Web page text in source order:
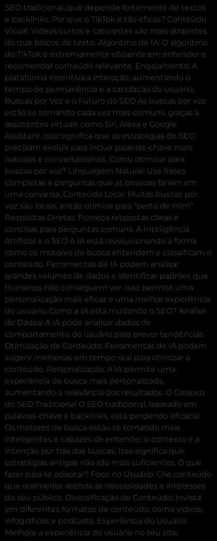
SEO tradicional, que depende fortemente de textos
e backlinks. Por que o TikTok é tão eficaz? Conteúdo
Visual: Vídeos curtos e cativantes são mais atraentes
do que blocos de texto. Algoritmo de IA: O algoritmo
do TikTok é extremamente eficiente em entender e
recomendar conteúdo relevante. Engajamento: A
plataforma incentiva a interação, aumentando o
tempo de permanência e a satisfação do usuário.
Buscas por Voz e o Futuro do SEO As buscas por voz
estão se tornando cada vez mais comuns, graças a
assistentes virtuais como Siri, Alexa e Google
Assistant. Isso significa que as estratégias de SEO
precisam evoluir para incluir palavras-chave mais
naturais e conversacionais. Como otimizar para
buscas por voz? Linguagem Natural: Use frases
completas e perguntas que as pessoas fariam em
uma conversa. Conteúdo Local: Muitas buscas por
voz são locais, então otimize para “perto de mim”.
Respostas Diretas: Forneça respostas claras e
concisas para perguntas comuns. A Inteligência
Artificial e o SEO A IA está revolucionando a forma
como os motores de busca entendem e classificam o
conteúdo. Ferramentas de IA podem analisar
grandes volumes de dados e identificar padrões que
humanos não conseguem ver. Isso permite uma
personalização mais eficaz e uma melhor experiência
do usuário. Como a IA está mudando o SEO? Análise
de Dados: A IA pode analisar dados de
comportamento do usuário para prever tendências.
Otimização de Conteúdo: Ferramentas de IA podem
sugerir melhorias em tempo real para otimizar o
conteúdo. Personalização: A IA permite uma
experiência de busca mais personalizada,
aumentando a relevância dos resultados. O Colapso
do SEO Tradicional O SEO tradicional, baseado em
palavras-chave e backlinks, está perdendo eficácia.
Os motores de busca estão se tornando mais
inteligentes e capazes de entender o contexto e a
intenção por trás das buscas. Isso significa que
estratégias antigas não são mais suficientes. O que
fazer para se adaptar? Foco no Usuário: Crie conteúdo
que realmente atenda às necessidades e interesses
do seu público. Diversificação de Conteúdo: Invista
em diferentes formatos de conteúdo, como vídeos,
infográficos e podcasts. Experiência do Usuário:
Melhore a experiência do usuário no seu site,